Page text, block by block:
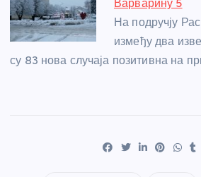
Варварину 5
На подручју
између два
су 83 нова случаја позитивна на